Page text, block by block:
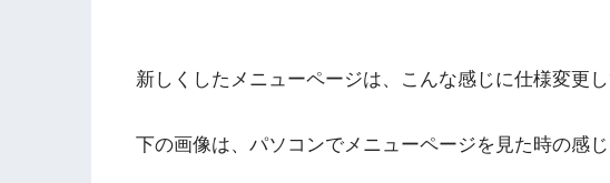
新しくしたメニューページは、こんな感じに仕様変更し
下の画像は、パソコンでメニューページを見た時の感じ